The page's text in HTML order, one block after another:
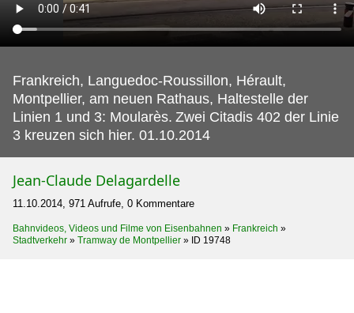
Frankreich, Languedoc-Roussillon, Hérault,
Montpellier, am neuen Rathaus, Haltestelle der
Linien 1 und 3: Moularès. Zwei Citadis 402 der Linie
3 kreuzen sich hier. 01.10.2014
Jean-Claude Delagardelle
11.10.2014, 971 Aufrufe, 0 Kommentare
Bahnvideos, Videos und Filme von Eisenbahnen » Frankreich »
Stadtverkehr » Tramway de Montpellier » ID 19748